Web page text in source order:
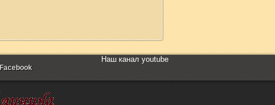
Facebook
Наш канал youtube